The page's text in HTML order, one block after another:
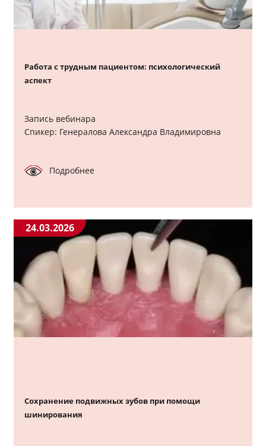
Работа с трудным пациентом: психологический
аспект
Запись вебинара
Спикер: Генералова Александра Владимировна
Подробнее
24.03.2026
Сохранение подвижных зубов при помощи
шинирования